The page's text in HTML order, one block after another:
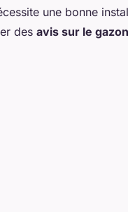
une bonne
des avis sur le